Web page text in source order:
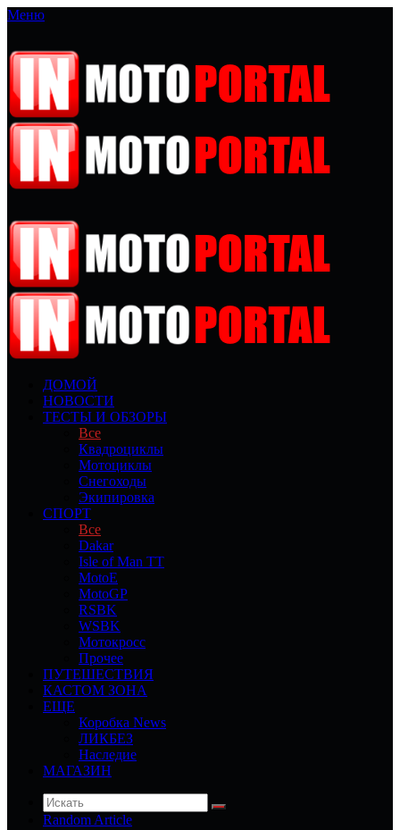
Меню
ДОМОЙ
НОВОСТИ
ТЕСТЫ И ОБЗОРЫ
Все
Квадроциклы
Мотоциклы
Снегоходы
Экипировка
СПОРТ
Все
Dakar
Isle of Man TT
MotoE
MotoGP
RSBK
WSBK
Мотокросс
Прочее
ПУТЕШЕСТВИЯ
КАСТОМ ЗОНА
ЕЩЕ
Коробка News
ЛИКБЕЗ
Наследие
МАГАЗИН
Random Article